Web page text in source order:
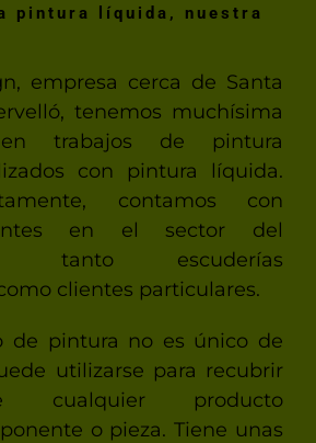
pintura líquida, nuestra
empresa cerca de Santa
tenemos muchísima
en trabajos de pintura
con pintura líquida.
contamos con
en el sector del
tanto escuderías
clientes particulares.
de pintura no es único de
utilizarse para recubrir
cualquier producto
o pieza. Tiene unas